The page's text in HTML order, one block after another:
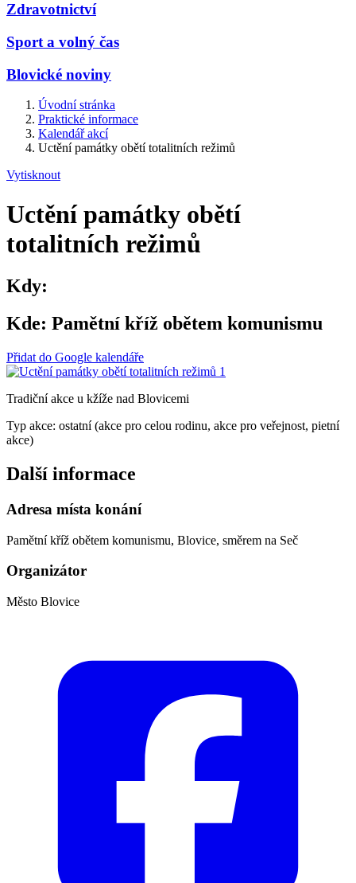
Zdravotnictví
Sport a volný čas
Blovické noviny
Úvodní stránka
Praktické informace
Kalendář akcí
Uctění památky obětí totalitních režimů
Vytisknout
Uctění památky obětí
totalitních režimů
Kdy:
Kde: Pamětní kříž obětem komunismu
Přidat do Google kalendáře
Tradiční akce u kžíže nad Blovicemi
Typ akce: ostatní (akce pro celou rodinu, akce pro veřejnost, pietní
akce)
Další informace
Adresa místa konání
Pamětní kříž obětem komunismu, Blovice, směrem na Seč
Organizátor
Město Blovice